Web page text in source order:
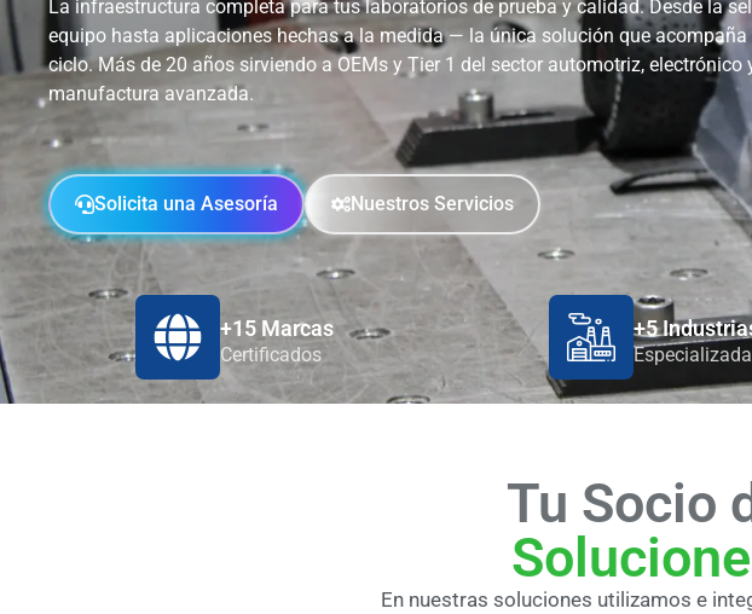
La infraestructura completa para tus laboratorios de prueba y calidad. Desde la
equipo hasta aplicaciones hechas a la medida — la única solución que acompaña
ciclo. Más de 20 años sirviendo a OEMs y Tier 1 del sector automotriz, electrónico
manufactura avanzada.
Solicita una Asesoría Nuestros Servicios
+15 Marcas
Certificados
+5
Tu Socio
En nuestras soluciones utilizamos e